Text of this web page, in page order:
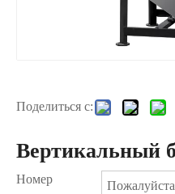
Поделиться с:
Вертикальный
Номер